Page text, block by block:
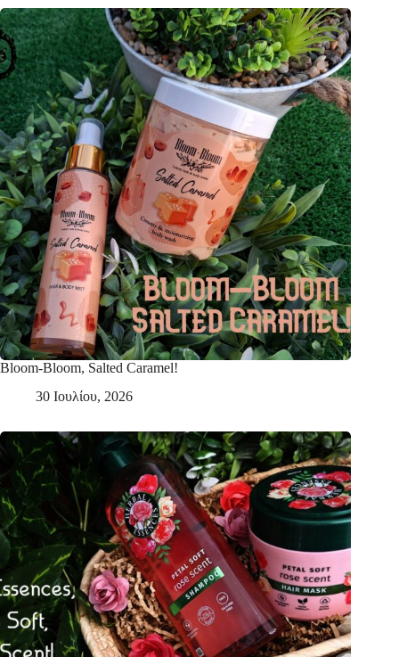
Bloom-Bloom, Salted Caramel!
30 Ιουλίου, 2026